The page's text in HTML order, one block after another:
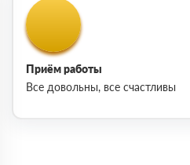
Приём работы
Все довольны, все счастливы